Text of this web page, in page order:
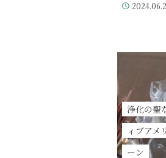
浄化の聖
ィブアメ
ーン